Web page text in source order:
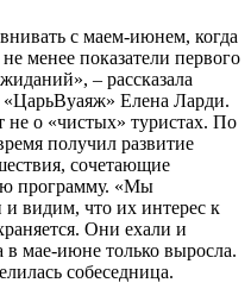
с маем-июнем, когда
менее показатели первого
– рассказала
Елена Ларди.
не о «чистых» туристах. По
получил развитие
сочетающие
программу. «Мы
видим, что их интерес к
Они ехали и
мае-июне только выросла.
собеседница.